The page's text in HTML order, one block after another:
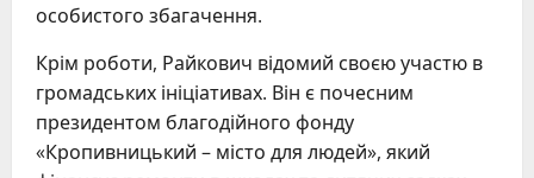
особистого збагачення.
Крім роботи, Райкович відомий своєю участю в
громадських ініціативах. Він є почесним
президентом благодійного фонду
«Кропивницький – місто для людей», який